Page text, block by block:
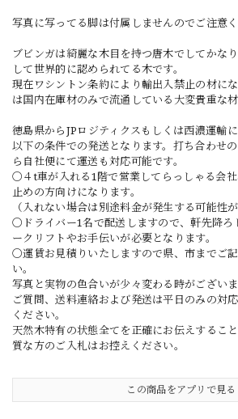
写真に写ってる脚は付属しませんのでご注意く
ブビンガは綺麗な木目を持つ唐木でしてかな
して世界的に認められてる木です。
現在ワシントン条約により輸出入禁止の材に
は国内在庫材のみで流通している大変貴重な材
徳島県からJPロジティクスもしくは西濃運輸に
以下の条件での発送となります。打ち合わせ
ら自社便にて運送も対応可能です。
〇４t車が入れる1階で営業してらっしゃる会
止めの方向けになります。
（入れない場合は別途料金が発生する可能性が
〇ドライバー1名で配送しますので、軒先降ろ
ークリフトやお手伝いが必要となります。
〇運賃お見積りいたしますので県、市までご
い。
写真と実物の色合いが少々変わる時がございま
ご質問、送料連絡および発送は平日のみの対
ください。
天然木特有の状態全てを正確にお伝えするこ
質な方のご入札はお控えください。
この商品をアプリで見る